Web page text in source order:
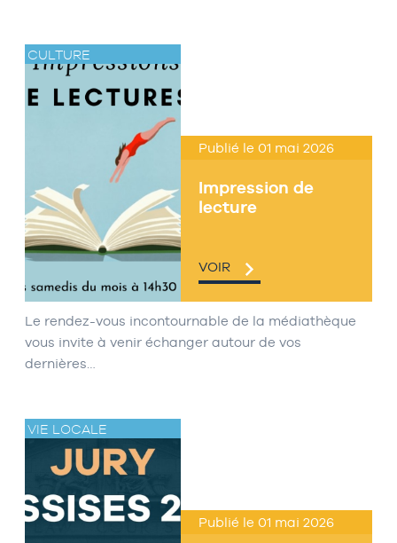
CULTURE
Impression de
lecture
Publié le 01 mai 2026
VOIR
Le rendez-vous incontournable de la médiathèque
vous invite à venir échanger autour de vos
dernières…
VIE LOCALE
Publié le 01 mai 2026